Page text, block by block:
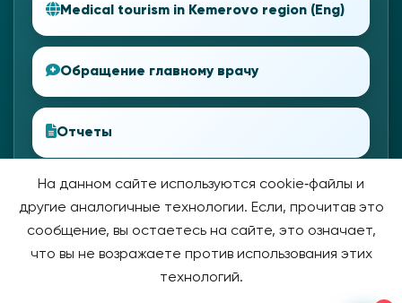
Medical tourism in Kemerovo region (Eng)
Обращение главному врачу
Отчеты
На данном сайте используются cookie‑файлы и
другие аналогичные технологии. Если, прочитав это
сообщение, вы остаетесь на сайте, это означает,
что вы не возражаете против использования этих
технологий.